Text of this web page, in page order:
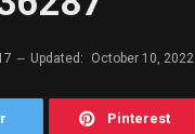
Updated: October 10, 2022
Pinterest